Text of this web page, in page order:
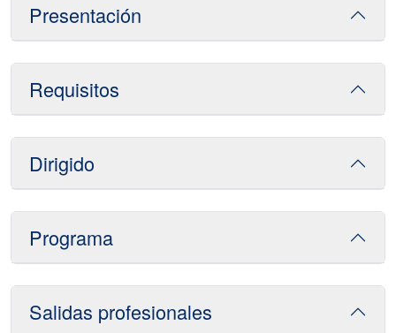
Presentación
Requisitos
Dirigido
Programa
Salidas profesionales